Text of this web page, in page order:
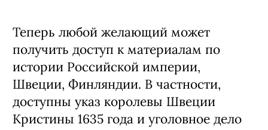
Теперь любой желающий может
получить доступ к материалам по
истории Российской империи,
Швеции, Финляндии. В частности,
доступны указ королевы Швеции
Кристины 1635 года и уголовное дело